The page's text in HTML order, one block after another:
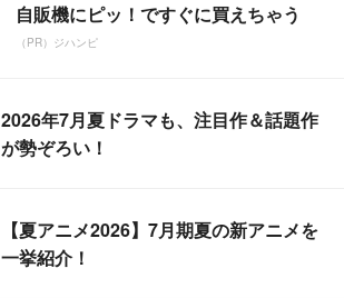
自販機にピッ！ですぐに買えちゃう
（PR）ジハンピ
2026年7月夏ドラマも、注目作＆話題作
が勢ぞろい！
【夏アニメ2026】7月期夏の新アニメを
一挙紹介！